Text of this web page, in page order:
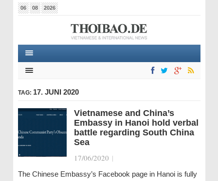
06 08 2026
TAG: 17. JUNI 2020
Vietnamese and China’s
Embassy in Hanoi hold verbal
battle regarding South China
Sea
17/06/2020 |
The Chinese Embassy’s Facebook page in Hanoi is fully